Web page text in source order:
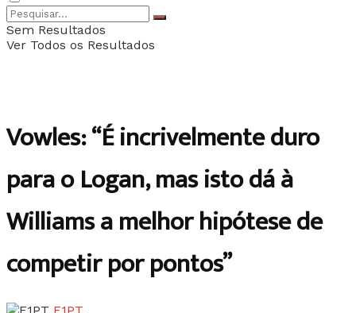
Sem Resultados
Ver Todos os Resultados
Vowles: “É incrivelmente duro
para o Logan, mas isto dá à
Williams a melhor hipótese de
competir por pontos”